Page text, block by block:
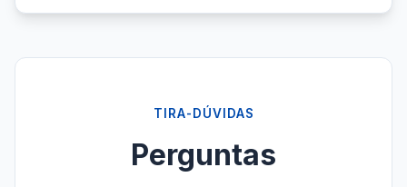
TIRA-DÚVIDAS
Perguntas